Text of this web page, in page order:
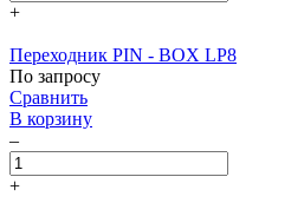
+
Переходник PIN - BOX LP8
По запросу
Сравнить
В корзину
–
+